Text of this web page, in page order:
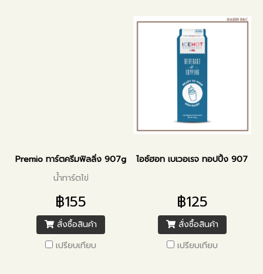
Premio ทาร์ตครีมฟิลลิ่ง 907g
น้ำทาร์ตไข่
฿155
สั่งซื้อสินค้า
เปรียบเทียบ
ไอซ์ฮอท เบเวอเรจ ทอปปิ้ง 907กรัม
฿125
สั่งซื้อสินค้า
เปรียบเทียบ